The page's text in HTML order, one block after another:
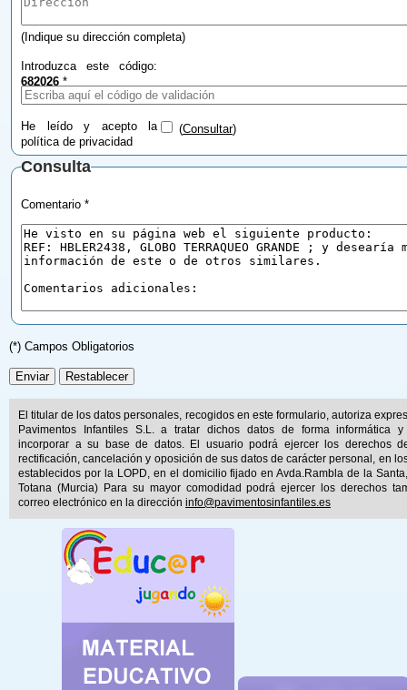
(Indique su dirección completa)
Introduzca este código:
682026 *
He leído y acepto la
política de privacidad
(Consultar)
Consulta
Comentario *
(*) Campos Obligatorios
El titular de los datos personales, recogidos en este formulario, autoriza
Pavimentos Infantiles S.L. a tratar dichos datos de forma informática y
incorporar a su base de datos. El usuario podrá ejercer los derechos
rectificación, cancelación y oposición de sus datos de carácter personal, en
establecidos por la LOPD, en el domicilio fijado en Avda.Rambla de la
Totana (Murcia) Para su mayor comodidad podrá ejercer los derechos
correo electrónico en la dirección info@pavimentosinfantiles.es